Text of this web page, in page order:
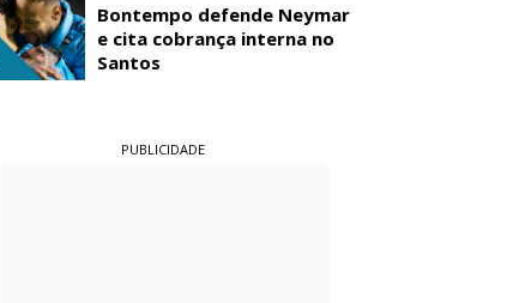
Bontempo defende Neymar
e cita cobrança interna no
Santos
PUBLICIDADE